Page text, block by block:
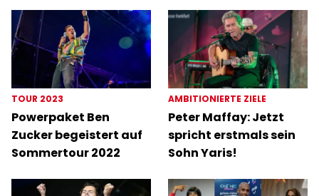
TOUR 2023
Powerpaket Ben
Zucker begeistert auf
Sommertour 2022
AMBITIONIERTE ZIELE
Peter Maffay: Jetzt
spricht erstmals sein
Sohn Yaris!